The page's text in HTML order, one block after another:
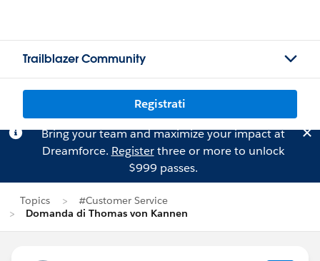
Trailblazer Community
Registrati
Bring your team and maximize your impact at
Dreamforce. Registerthree or more to unlock
$999 passes.
Topics
#Customer Service
Domanda di Thomas von Kannen